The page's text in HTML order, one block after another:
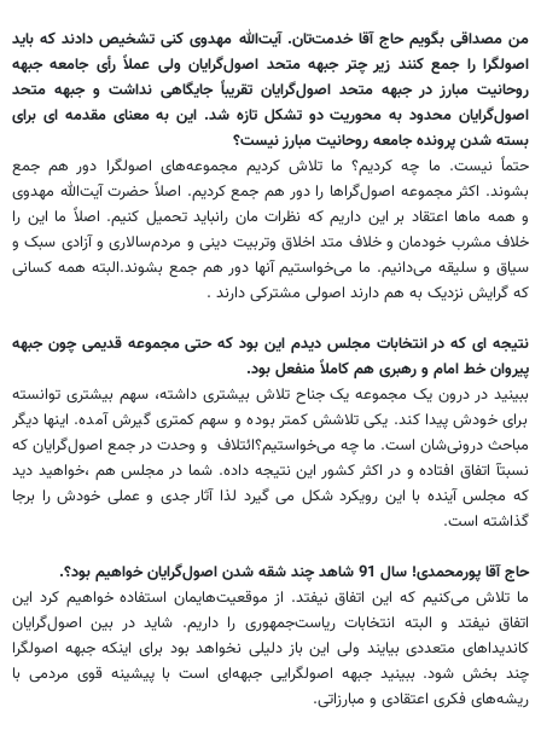
من مصداقی بگویم حاج آقا خدمت‌تان. آیت‌الله مهدوی کنی تشخیص دادند که باید
اصولگرا را جمع کنند زیر چتر جبهه متحد اصول‌گرایان ولی عملاً رأی جامعه جبهه
روحانیت مبارز در جبهه متحد اصول‌گرایان تقریباً جایگاهی نداشت و جبهه متحد
اصول‌گرایان محدود به محوریت دو تشکل تازه شد. این به معنای مقدمه ای برای
بسته شدن پرونده جامعه روحانیت مبارز نیست؟
حتماً نیست. ما چه کردیم؟ ما تلاش کردیم مجموعه‌های اصولگرا دور هم جمع
بشوند. اکثر مجموعه اصول‌گراها را دور هم جمع کردیم. اصلاً حضرت آیت‌الله مهدوی
و همه ماها اعتقاد بر این داریم که نظرات مان رانباید تحمیل کنیم. اصلاً ما این را
خلاف مشرب خودمان و خلاف متد اخلاق وتربیت دینی و مردم‌سالاری و آزادی سبک و
سیاق و سلیقه می‌دانیم. ما می‌خواستیم آنها دور هم جمع بشوند.البته همه کسانی
که گرایش نزدیک به هم دارند اصولی مشترکی دارند .
نتیجه ای که در انتخابات مجلس دیدم این بود که حتی مجموعه قدیمی چون جبهه
پیروان خط امام و رهبری هم کاملاً منفعل بود.
ببینید در درون یک مجموعه یک جناح تلاش بیشتری داشته، سهم بیشتری توانسته
برای خودش پیدا کند. یکی تلاشش کمتر بوده و سهم کمتری گیرش آمده. اینها دیگر
مباحث درونی‌شان است. ما چه می‌خواستیم؟ائتلاف و وحدت در جمع اصول‌گرایان که
نسبتآ اتفاق افتاده و در اکثر کشور این نتیجه داده. شما در مجلس هم ،خواهید دید
که مجلس آینده با این رویکرد شکل می گیرد لذا آثار جدی و عملی خودش را برجا
گذاشته است.
حاج آقا پورمحمدی! سال 91 شاهد چند شقه شدن اصول‌گرایان خواهیم بود؟.
ما تلاش می‌کنیم که این اتفاق نیفتد. از موقعیت‌هایمان استفاده خواهیم کرد این
اتفاق نیفتد و البته انتخابات ریاست‌جمهوری را داریم. شاید در بین اصول‌گرایان
کاندیداهای متعددی بیایند ولی این باز دلیلی نخواهد بود برای اینکه جبهه اصولگرا
چند بخش شود. ببینید جبهه اصولگرایی جبهه‌ای است با پیشینه قوی مردمی با
ریشه‌های فکری اعتقادی و مبارزاتی.